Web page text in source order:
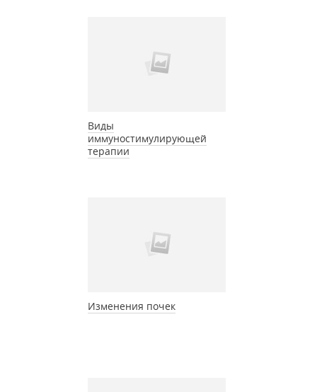
Виды
иммуностимулирующей
терапии
Изменения почек